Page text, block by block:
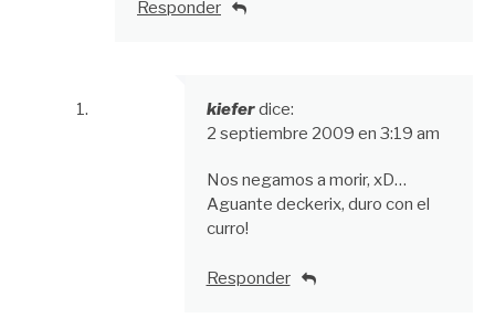
Responder
kieferdice:
2 septiembre 2009 en 3:19 am
Nos negamos a morir, xD…
Aguante deckerix, duro con el
curro!
Responder